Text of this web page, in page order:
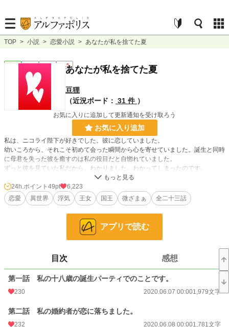
TOP > 小説 > 恋愛小説 > あなたが私を捨てた夏
完結 短編 R15あなたが私を捨てた夏
豆狸
（近況ボード： 31 件 ）
お気に入りに追加して更新通知を受け取ろう
お気に入り追加
私は、ニコライ陛下が好きでした。彼に恋していました。
幼いころから、それこそ初めて会った瞬間から心を寄せていました。誕生と同時
に母君を失った彼を癒すのは私の役目だと自惚れていました。
ずっと彼を見ていた私だから、わかりました。わかってしまったのです。
──彼は今、恋に落ちたのです。
なろう様でも公開中です。
16,684 位 / 228,845 件
2,842
24h.ポイント 49 pt
更新日時 2020.06.28 00:00
24h.ポイント 49pt
6,223
恋愛
異世界 浮気 王女 国王 微ざまぁ 全二十三話
アプリで読む
目次 感想
第一話 私の十八歳の誕生パーティでのことです。
230 2020.06.07 00:001,979文字
第二話 私の婚約者が恋に落ちました。
232 2020.06.08 00:001,781文字